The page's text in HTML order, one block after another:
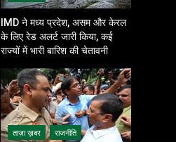
IMD ने मध्य प्रदेश, असम और केरल
के लिए रेड अलर्ट जारी किया, कई
राज्यों में भारी बारिश की चेतावनी
ताज़ा ख़बर राजनीति